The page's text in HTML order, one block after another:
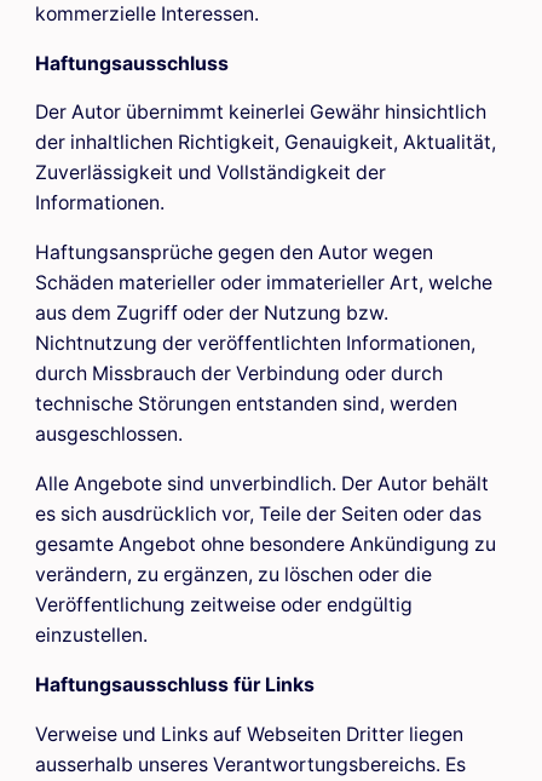
kommerzielle Interessen.
Haftungsausschluss
Der Autor übernimmt keinerlei Gewähr hinsichtlich
der inhaltlichen Richtigkeit, Genauigkeit, Aktualität,
Zuverlässigkeit und Vollständigkeit der
Informationen.
Haftungsansprüche gegen den Autor wegen
Schäden materieller oder immaterieller Art, welche
aus dem Zugriff oder der Nutzung bzw.
Nichtnutzung der veröffentlichten Informationen,
durch Missbrauch der Verbindung oder durch
technische Störungen entstanden sind, werden
ausgeschlossen.
Alle Angebote sind unverbindlich. Der Autor behält
es sich ausdrücklich vor, Teile der Seiten oder das
gesamte Angebot ohne besondere Ankündigung zu
verändern, zu ergänzen, zu löschen oder die
Veröffentlichung zeitweise oder endgültig
einzustellen.
Haftungsausschluss für Links
Verweise und Links auf Webseiten Dritter liegen
ausserhalb unseres Verantwortungsbereichs. Es